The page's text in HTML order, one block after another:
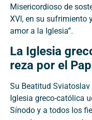
Misericordioso de
XVI, en su sufrimiento
amor a la Iglesia”.
La Iglesia
reza por el
Su Beatitud Sviatoslav
Iglesia greco-católica
Sínodo y a todos los